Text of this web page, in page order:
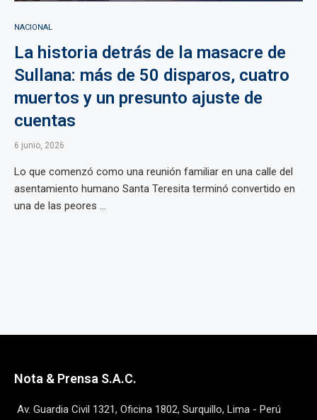
NACIONAL
La historia detrás de la masacre de
Sullana: más de 50 disparos, cuatro
muertos y un presunto ajuste de
cuentas
6 junio, 2026
Lo que comenzó como una reunión familiar en una calle del
asentamiento humano Santa Teresita terminó convertido en
una de las peores ...
Nota & Prensa S.A.C.
Av. Guardia Civil 1321, Oficina 1802, Surquillo, Lima - Perú